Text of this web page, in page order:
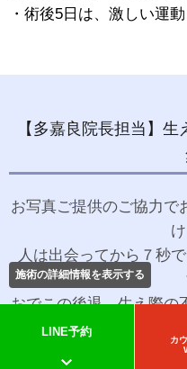
・術後5日は、激しい運
【多嘉良院長担当】
お写真ご提供のご協力で
人は出会ってから７秒
おでこの後退、生え際の
イルを実
施術の詳細情報を表示する
LINE予約
カ